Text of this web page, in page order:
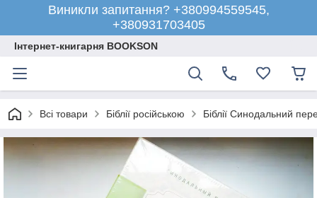
Виникли запитання? +380994559545,
+380931703405
Інтернет-книгарня BOOKSON
Всі товари Біблії російською Біблії Синодальний